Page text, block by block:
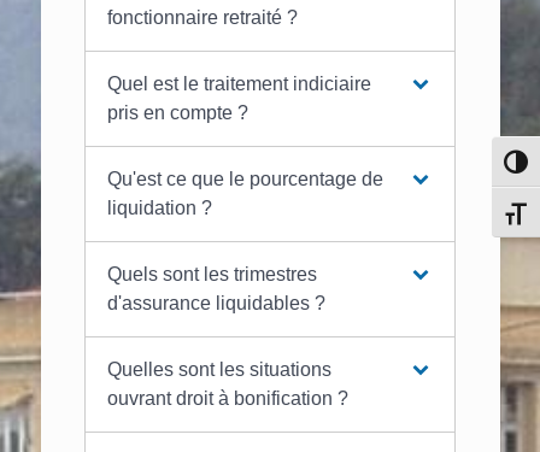
fonctionnaire retraité ?
Quel est le traitement indiciaire
pris en compte ?
Qu'est ce que le pourcentage de
liquidation ?
Quels sont les trimestres
d'assurance liquidables ?
Quelles sont les situations
ouvrant droit à bonification ?